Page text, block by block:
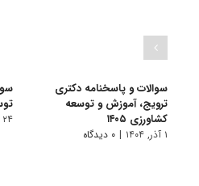
سوالات و پاسخنامه دکتری
ترویج، آموزش و توسعه
کشاورزی ۱۴۰۵
۱ آذر, ۱۴۰۴ | ۰ دیدگاه
۲۴ آذر, ۱۴۰۱